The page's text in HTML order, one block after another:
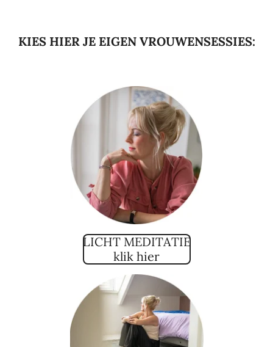
KIES HIER JE EIGEN VROUWENSESSIES:
LICHT MEDITATIE
klik hier